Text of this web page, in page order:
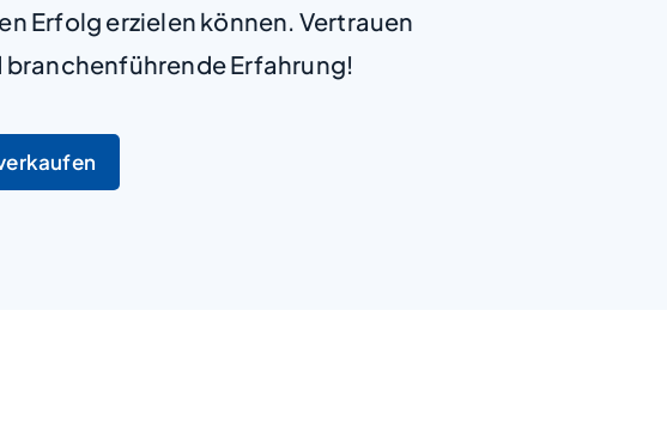
Erfolg erzielen können. Vertrauen
branchenführende Erfahrung!